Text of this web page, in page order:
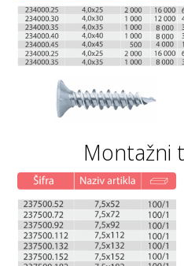
Montažni